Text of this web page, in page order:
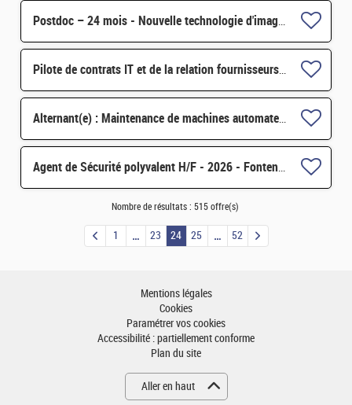
Postdoc – 24 mois - Nouvelle technologie d'imagerie proche infrarouge H/F
Pilote de contrats IT et de la relation fournisseurs H/F
Alternant(e) : Maintenance de machines automates - réalisation d'études d'amélioration H/F
Agent de Sécurité polyvalent H/F - 2026 - Fontenay-aux-Roses (92) et Saclay (91) H/F
Nombre de résultats : 515 offre(s)
1 23 24 25 52
Mentions légales
Cookies
Paramétrer vos cookies
Accessibilité : partiellement conforme
Plan du site
Aller en haut